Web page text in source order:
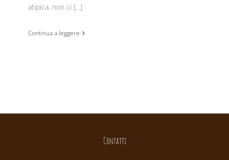
atipica, non ci [...]
Continua a leggere
Contatti